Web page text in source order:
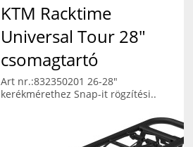
KTM Racktime
Universal Tour 28"
csomagtartó
Art nr.:832350201 26-28"
kerékmérethez Snap-it rögzítési..